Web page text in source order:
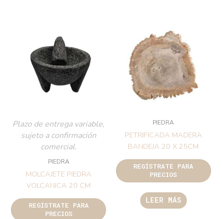
Plazo de entrega variable,
sujeto a confirmación
comercial.
PIEDRA
MOLCAJETE PIEDRA
VOLCANICA 20 CM
REGÍSTRATE PARA
PRECIOS
PIEDRA
PETRIFICADA MADERA
BANDEJA 20 X 25CM
REGÍSTRATE PARA
PRECIOS
LEER MÁS